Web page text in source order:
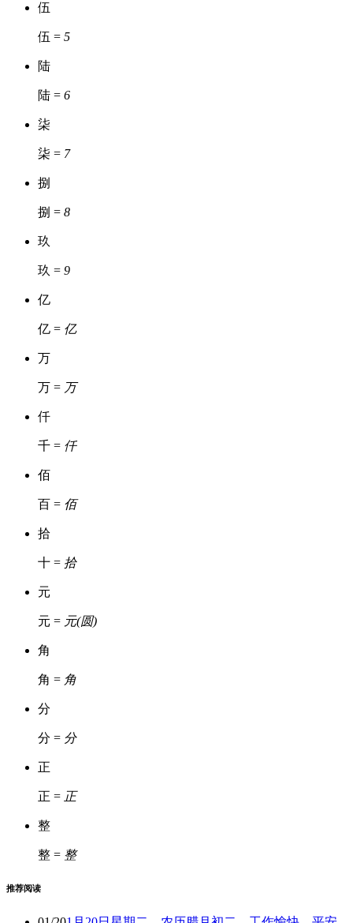
伍
伍 = 5
陆
陆 = 6
柒
柒 = 7
捌
捌 = 8
玖
玖 = 9
亿
亿 = 亿
万
万 = 万
仟
千 = 仟
佰
百 = 佰
拾
十 = 拾
元
元 = 元(圆)
角
角 = 角
分
分 = 分
正
正 = 正
整
整 = 整
推荐阅读